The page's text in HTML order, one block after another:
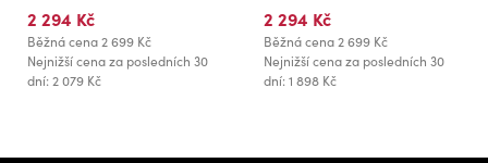
2 294 Kč
Běžná cena2 699 Kč
Nejnižší cena za posledních 30
dní: 2 079 Kč
2 294 Kč
Běžná cena2 699 Kč
Nejnižší cena za posledních 30
dní: 1 898 Kč